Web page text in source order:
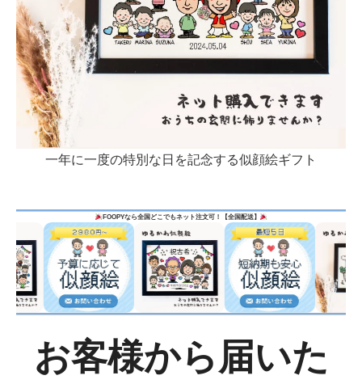
一年に一度の特別な日を記念する似顔絵ギフト
FOOPYなら全国どこでもネット注文可！【全国配送】
お客様から届いた